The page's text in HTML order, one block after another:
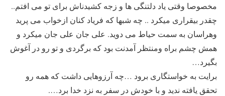
مخصوصا وقتی یاد دلتنگی ها و زجه کشیدناش برای تو می افتم..
چقدر بیقراری میکرد .. چه شبها که فریاد کنان ازخواب می پرید
وهراسان به سمت حیاط می دوید. علی جان علی جان میکرد و
همش چشم براه ومنتظر آمدنت بود که برگردی و تو رو در آغوش
بگیرد…
برایت به خواستگاری برود …چه آرزوهایی داشت که همه رو
تحقق یافته ندید و با خودش در سفر به نزد خدا برد….